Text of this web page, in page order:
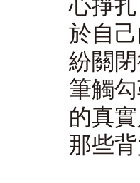
心掙
於自
紛關
筆觸
的真
那些